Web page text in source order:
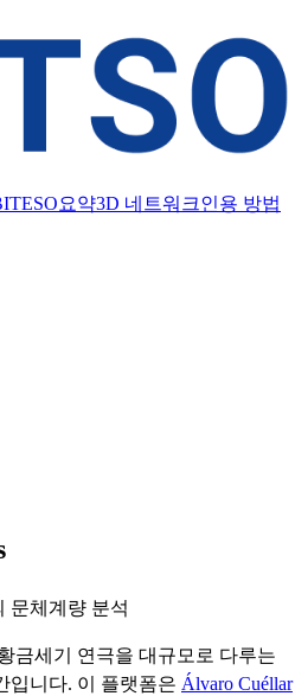
요약3D 네트워크인용 방법
문체계량 분석
금세기 연극을 대규모로 다루는
입니다. 이 플랫폼은 Álvaro Cuéllar